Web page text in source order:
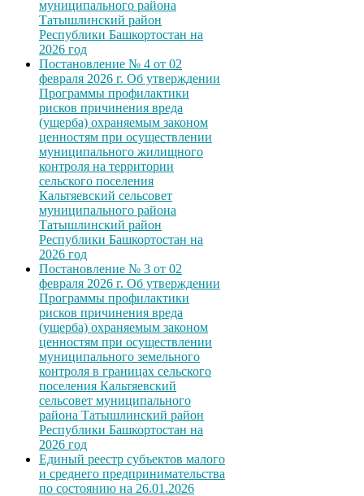
муниципального района
Татышлинский район
Республики Башкортостан на
2026 год
Постановление № 4 от 02
февраля 2026 г. Об утверждении
Программы профилактики
рисков причинения вреда
(ущерба) охраняемым законом
ценностям при осуществлении
муниципального жилищного
контроля на территории
сельского поселения
Кальтяевский сельсовет
муниципального района
Татышлинский район
Республики Башкортостан на
2026 год
Постановление № 3 от 02
февраля 2026 г. Об утверждении
Программы профилактики
рисков причинения вреда
(ущерба) охраняемым законом
ценностям при осуществлении
муниципального земельного
контроля в границах сельского
поселения Кальтяевский
сельсовет муниципального
района Татышлинский район
Республики Башкортостан на
2026 год
Единый реестр субъектов малого
и среднего предпринимательства
по состоянию на 26.01.2026